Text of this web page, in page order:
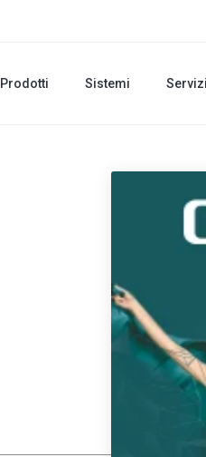
Prodotti Sistemi